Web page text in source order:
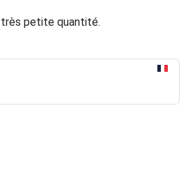
très petite quantité.